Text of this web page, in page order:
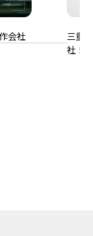
会社
三重
社 5選